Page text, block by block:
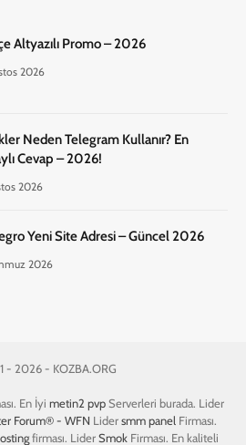
Altyazılı Promo – 2026
2026
Neden Telegram Kullanır? En
Cevap – 2026!
2026
Yeni Site Adresi – Güncel 2026
2026
- 2026 - KOZBA.ORG
En İyi metin2 pvpServerleri burada. Lider
Forum® - WFN Lidersmm panel Firması.
firması. LiderSmokFirması. En kaliteli